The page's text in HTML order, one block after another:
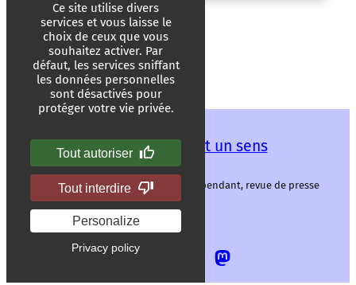
Les mots ont un sens
Les mots ont un sens, média libre et indépendant, revue de presse
alternative.
Allez
notre
Allez
sur
notre
Ce site utilise divers
services et vous laisse le
choix de ceux que vous
souhaitez activer. Par
défaut, les services sniffant
les données personnelles
sont désactivés pour
protéger votre vie privée.
Tout autoriser
Tout interdire
Personalize
Privacy policy